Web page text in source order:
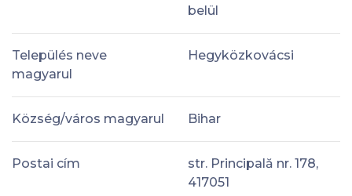
belül
Település neve
magyarul
Hegyközkovácsi
Község/város magyarul Bihar
Postai cím
str. Principală nr. 178,
417051